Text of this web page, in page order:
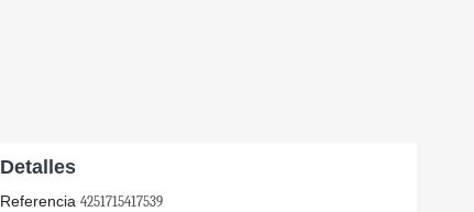
Detalles
Referencia 4251715417539